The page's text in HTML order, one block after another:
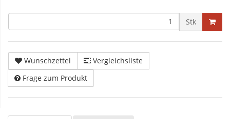
Stk
Wunschzettel
Vergleichsliste
Frage zum Produkt